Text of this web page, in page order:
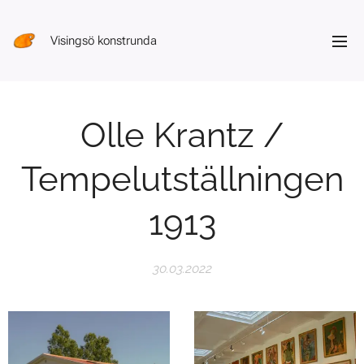
Visingsö konstrunda
Olle Krantz /
Tempelutställningen
1913
30.03.2022